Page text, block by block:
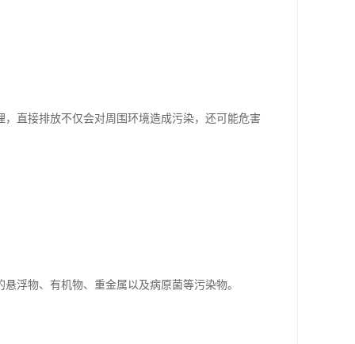
直接排放不仅会对周围环境造成污染，还可能危害
浮物、有机物、重金属以及病原菌等污染物。